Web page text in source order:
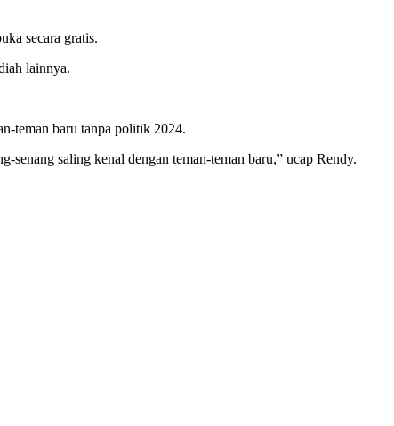
secara gratis.
lainnya.
teman baru tanpa politik 2024.
saling kenal dengan teman-teman baru,” ucap Rendy.